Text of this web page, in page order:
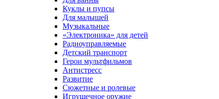
Куклы и пупсы
Для малышей
Музыкальные
«Электроника» для детей
Радиоуправляемые
Детский транспорт
Герои мультфильмов
Антистресс
Развитие
Сюжетные и ролевые
Игрушечное оружие